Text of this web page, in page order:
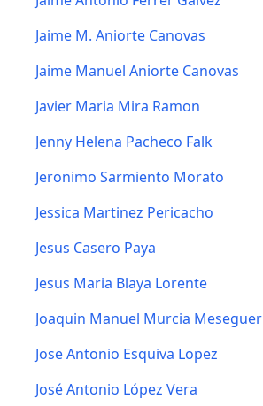
Jaime M. Aniorte Canovas
Jaime Manuel Aniorte Canovas
Javier Maria Mira Ramon
Jenny Helena Pacheco Falk
Jeronimo Sarmiento Morato
Jessica Martinez Pericacho
Jesus Casero Paya
Jesus Maria Blaya Lorente
Joaquin Manuel Murcia Meseguer
Jose Antonio Esquiva Lopez
José Antonio López Vera